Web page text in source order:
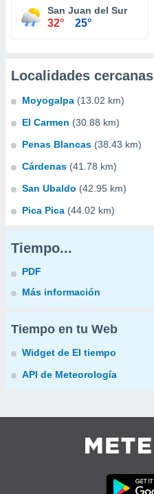
San Juan del Sur
32° 25°
Localidades cercanas
Moyogalpa (13.02 km)
El Carmen (30.88 km)
Penas Blancas (38.43 km)
Cárdenas (41.78 km)
San Ubaldo (42.95 km)
Pica Pica (44.02 km)
Tiempo...
PDF
Más información
Tiempo en tu Web
Widget de El tiempo
API de Meteorología